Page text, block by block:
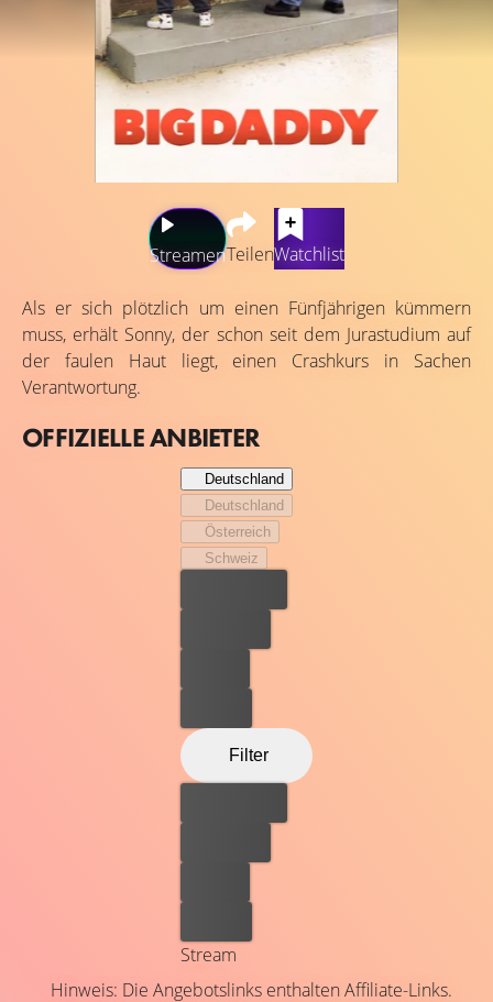
StreamenTeilenWatchlist
Als er sich plötzlich um einen Fünfjährigen kümmern
muss, erhält Sonny, der schon seit dem Jurastudium auf
der faulen Haut liegt, einen Crashkurs in Sachen
Verantwortung.
OFFIZIELLE ANBIETER
Deutschland
Deutschland
Österreich
Schweiz
Filter
Stream
Hinweis: Die Angebotslinks enthalten Affiliate-Links.